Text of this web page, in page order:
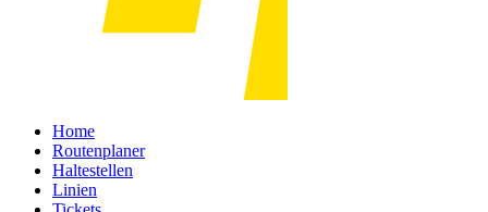
Home
Routenplaner
Haltestellen
Linien